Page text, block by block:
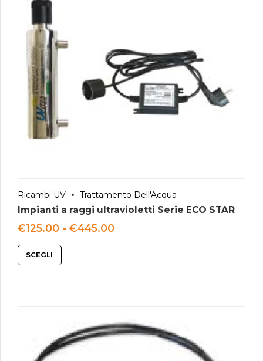
Ricambi UV Trattamento Dell'Acqua
Impianti a raggi ultravioletti Serie ECO STAR
€125.00 - €445.00Fascia
SCEGLI